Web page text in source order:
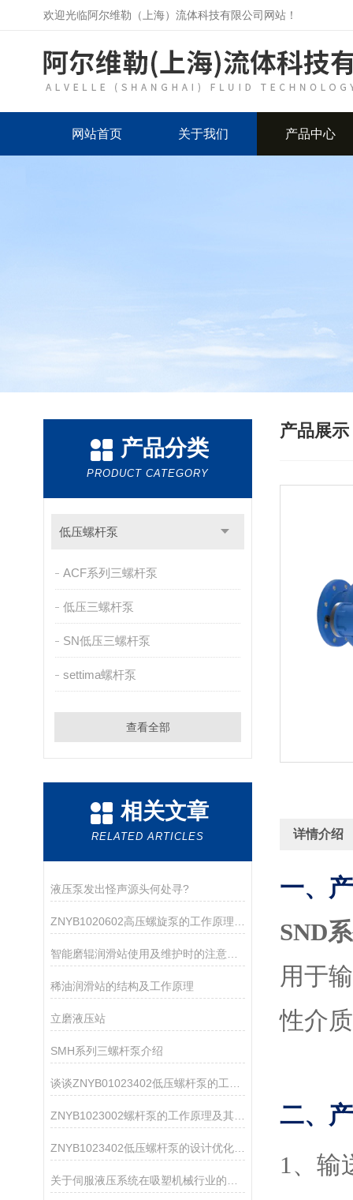
欢迎光临阿尔维勒（上海）流体科技有限公司网站！
网站首页 关于我们 产品中心
产品分类
PRODUCT CATEGORY
低压螺杆泵
ACF系列三螺杆泵
低压三螺杆泵
SN低压三螺杆泵
settima螺杆泵
查看全部
相关文章
RELATED ARTICLES
液压泵发出怪声源头何处寻?
智能磨辊润滑站使用及维护时的注意事项介绍
稀油润滑站的结构及工作原理
立磨液压站
SMH系列三螺杆泵介绍
ZNYB1023402低压螺杆泵的设计优化与改进
产品展示
详情介绍
一、
SND
用于
性介
二、
1、输